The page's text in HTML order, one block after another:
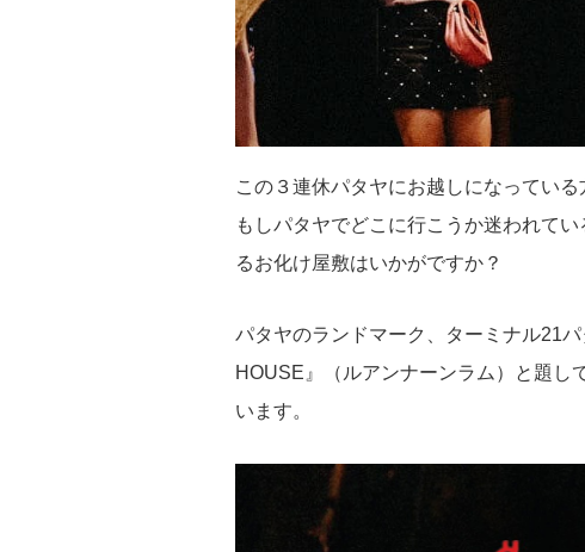
この３連休パタヤにお越しになってい
もしパタヤでどこに行こうか迷われて
るお化け屋敷はいかがですか？
パタヤのランドマーク、ターミナル21
HOUSE』（ルアンナーンラム）と題し
います。